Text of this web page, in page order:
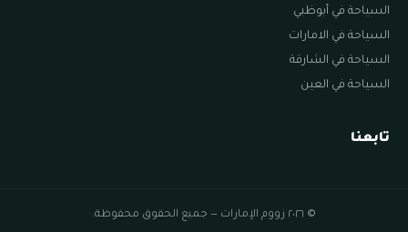
السياحة في أبوظبي
السياحة في الامارات
السياحة في الشارقة
السياحة في العين
تابعنا
© ٢٠٢٦ زووم الإمارات — جميع الحقوق محفوظة.